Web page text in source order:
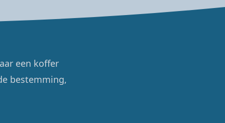
een koffer
bestemming,